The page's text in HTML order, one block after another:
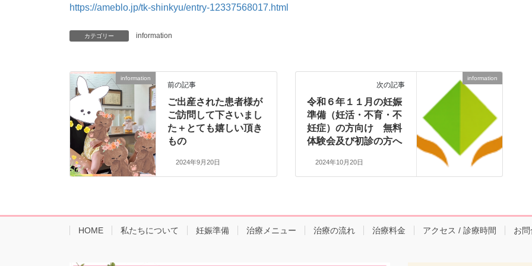
https://ameblo.jp/tk-shinkyu/entry-12337568017.html
カテゴリー information
information
前の記事
ご出産された患者様が
ご訪問して下さいまし
た＋とても嬉しい頂き
もの
2024年9月20日
information
次の記事
令和６年１１月の妊娠
準備（妊活・不育・不
妊症）の方向け 無料
体験会及び初診の方へ
2024年10月20日
HOME 私たちについて 妊娠準備 治療メニュー 治療の流れ 治療料金 アクセス / 診療時間 お